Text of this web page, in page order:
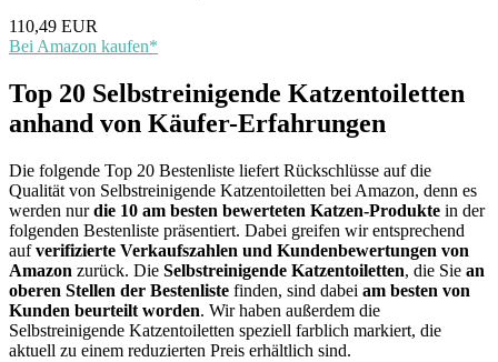
110,49 EUR
Bei Amazon kaufen*
Top 20 Selbstreinigende Katzentoiletten
anhand von Käufer-Erfahrungen
Die folgende Top 20 Bestenliste liefert Rückschlüsse auf die
Qualität von Selbstreinigende Katzentoiletten bei Amazon, denn es
werden nurdie 10 am besten bewerteten Katzen-Produkte in der
folgenden Bestenliste präsentiert. Dabei greifen wir entsprechend
aufverifizierte Verkaufszahlen und Kundenbewertungen von
Amazon zurück. Die Selbstreinigende Katzentoiletten, die Sie an
oberen Stellen der Bestenliste finden, sind dabei am besten von
Kunden beurteilt worden. Wir haben außerdem die
Selbstreinigende Katzentoiletten speziell farblich markiert, die
aktuell zu einem reduzierten Preis erhältlich sind.